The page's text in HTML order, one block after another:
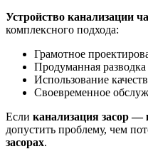
Устройство канализации
комплексного подхода:
Грамотное
Продуманная
Использование
Своевременное
Если канализация засор —
допустить проблему, чем
засорах.